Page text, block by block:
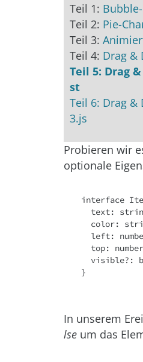
Teil 1:
Teil 2: Pie-
Teil 3:
Teil 4: Drag &
Teil 5: Drag
st
Teil 6: Drag
3.js
Probieren wir
optionale
interface
text:
}
In unserem
lse um das